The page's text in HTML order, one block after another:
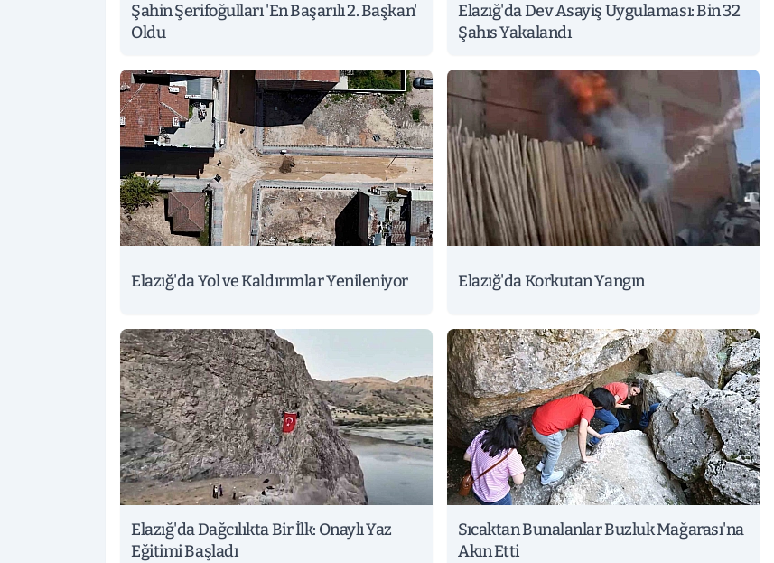
Şahin Şerifoğulları 'En Başarılı 2. Başkan'
Oldu
Elazığ'da Dev Asayiş Uygulaması: Bin 32
Şahıs Yakalandı
Elazığ'da Yol ve Kaldırımlar Yenileniyor Elazığ'da Korkutan Yangın
Elazığ'da Dağcılıkta Bir İlk: Onaylı Yaz
Eğitimi Başladı
Sıcaktan Bunalanlar Buzluk Mağarası'na
Akın Etti